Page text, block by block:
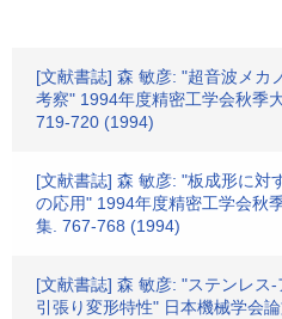
[文献書誌] 森 敏彦: "超音波メカ
考察" 1994年度精密工学会秋季
719-720 (1994)
[文献書誌] 森 敏彦: "板成形に対
の応用" 1994年度精密工学会秋
集. 767-768 (1994)
[文献書誌] 森 敏彦: "ステンレス
引張り変形特性" 日本機械学会